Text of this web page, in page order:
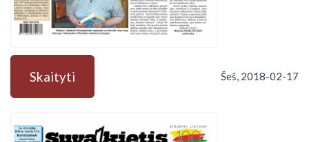
Skaityti Šeš, 2018-02-17